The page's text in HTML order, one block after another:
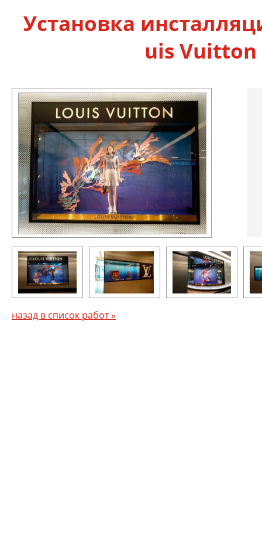
Ус­та­нов­ка
uis Vu­it­ton
назад в список работ »